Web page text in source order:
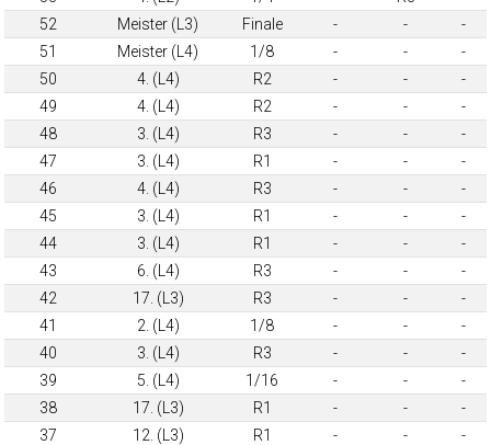
52
Meister (L3) Finale - -
-
51
Meister (L4) 1/8 - -
-
50
4. (L4) R2 - -
-
49
4. (L4) R2 - -
-
48
3. (L4) R3 - -
-
47
3. (L4) R1 - -
-
46
4. (L4) R3 - -
-
45
3. (L4) R1 - -
-
44
3. (L4) R1 - -
-
43
6. (L4) R3 - -
-
42
17. (L3) R3 - -
-
41
2. (L4) 1/8 - -
-
40
3. (L4) R3 - -
-
39
5. (L4) 1/16 - -
-
38
17. (L3) R1 - -
-
37
12. (L3) R1 - -
-